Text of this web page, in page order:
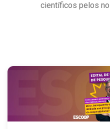
científicos pelos